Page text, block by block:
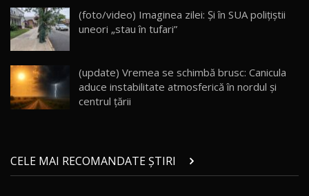
30:08
AutoBlog.MD
23:36
20
Noul ZEEKR 7X / Test Drive AutoBlog.MD
21
AutoBlog.MD
16:59
(foto/video) Imaginea zilei: Și în SUA polițiștii
uneori „stau în tufari”
(update) Vremea se schimbă brusc: Canicula
aduce instabilitate atmosferică în nordul și
centrul țării
CELE MAI RECOMANDATE ȘTIRI